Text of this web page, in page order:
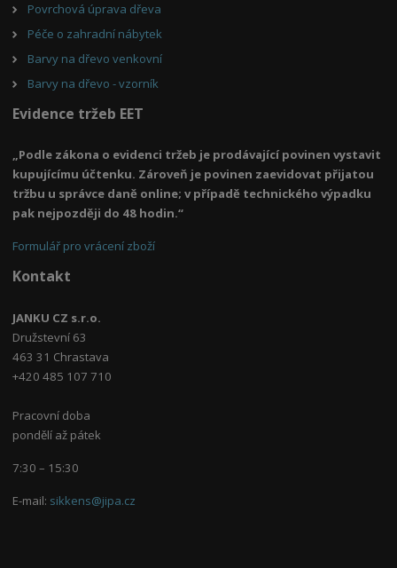
Povrchová úprava dřeva
Péče o zahradní nábytek
Barvy na dřevo venkovní
Barvy na dřevo - vzorník
Evidence tržeb EET
„Podle zákona o evidenci tržeb je prodávající povinen vystavit
kupujícímu účtenku. Zároveň je povinen zaevidovat přijatou
tržbu u správce daně online; v případě technického výpadku
pak nejpozději do 48 hodin.“
Formulář pro vrácení zboží
Kontakt
JANKU CZ s.r.o.
Družstevní 63
463 31 Chrastava
+420 485 107 710
Pracovní doba
pondělí až pátek
7:30 – 15:30
E-mail: sikkens@jipa.cz